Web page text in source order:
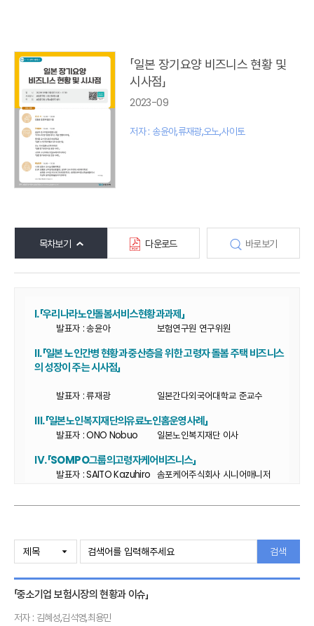
「일본 장기요양 비즈니스 현황 및
시사점」
2023-09
저자 : 송윤아,류재광,오노,사이토
목차보기 다운로드 바로보기
Ⅰ.「우리나라노인돌봄서비스현황과과제」
발표자 : 송윤아 보험연구원 연구위원
Ⅱ.「일본 노인간병 현황과 중산층을 위한 고령자 돌봄 주택 비즈니스
의 성장이 주는 시사점」
발표자 : 류재광 일본간다외국어대학교 준교수
Ⅲ.「일본노인복지재단의유료노인홈운영사례」
발표자 : ONO Nobuo 일본노인복지재단 이사
Ⅳ.「SOMPO그룹의고령자케어비즈니스」
발표자 : SAITO Kazuhiro 솜포케어주식회사 시니어매니저
검색
「중소기업 보험시장의 현황과 이슈」
저자 : 김혜성,김석영,최용민